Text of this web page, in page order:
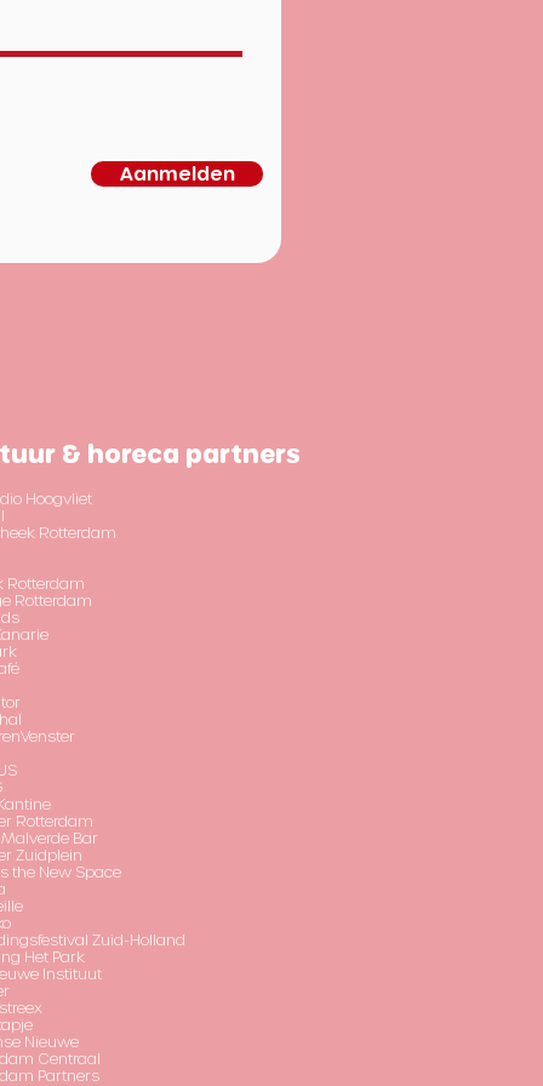
Aanmelden
& horeca partners
Hoogvliet
Rotterdam
Rotterdam
Rotterdam
Rotterdam
Malverde Bar
Zuidplein
the New Space
Zuid-Holland
Het Park
Instituut
Nieuwe
Centraal
Partners